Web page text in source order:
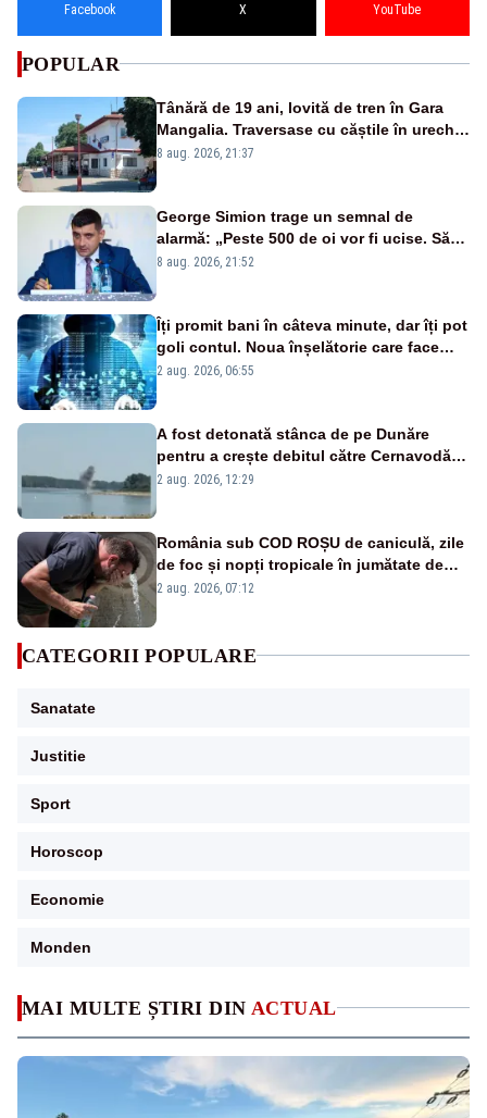
MAI MULTE ȘTIRI DIN ACTUAL
Facebook X YouTube
POPULAR
Tânără de 19 ani, lovită de tren în Gara
Mangalia. Traversase cu căștile în urechi
liniile printr-un loc nepermis
8 aug. 2026, 21:37
George Simion trage un semnal de
alarmă: „Peste 500 de oi vor fi ucise. Să
vedem dacă ciobanii vor fi despăgubiți”
8 aug. 2026, 21:52
Îți promit bani în câteva minute, dar îți pot
goli contul. Noua înșelătorie care face
victime pe Facebook și WhatsApp
2 aug. 2026, 06:55
A fost detonată stânca de pe Dunăre
pentru a crește debitul către Cernavodă –
VIDEO
2 aug. 2026, 12:29
România sub COD ROȘU de caniculă, zile
de foc și nopți tropicale în jumătate de
țară
2 aug. 2026, 07:12
CATEGORII POPULARE
Sanatate
Justitie
Sport
Horoscop
Economie
Monden